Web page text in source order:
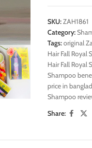
SKU:ZAH1861
Category:
Tags:original
Hair Fall
Hair Fall Royal
Shampoo
price in
Shampoo
Share: